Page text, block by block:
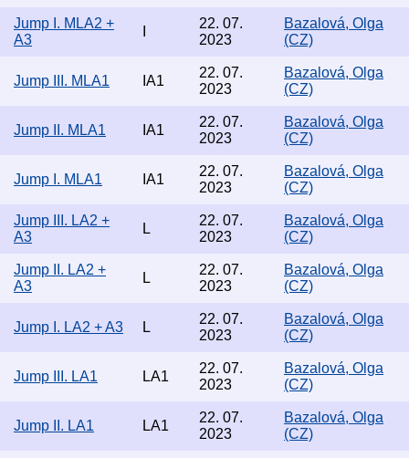
Jump I. MLA2 +
A3
22. 07.
2023
Bazalová, Olga
(CZ)
Jump III. MLA1 IA1
22. 07.
2023
Bazalová, Olga
(CZ)
Jump II. MLA1 IA1
22. 07.
2023
Bazalová, Olga
(CZ)
Jump I. MLA1 IA1
22. 07.
2023
Bazalová, Olga
(CZ)
Jump III. LA2 +
A3
L
22. 07.
2023
Bazalová, Olga
(CZ)
Jump II. LA2 +
A3
L
22. 07.
2023
Bazalová, Olga
(CZ)
Jump I. LA2 + A3 L
22. 07.
2023
Bazalová, Olga
(CZ)
Jump III. LA1 LA1
22. 07.
2023
Bazalová, Olga
(CZ)
Jump II. LA1 LA1
22. 07.
2023
Bazalová, Olga
(CZ)